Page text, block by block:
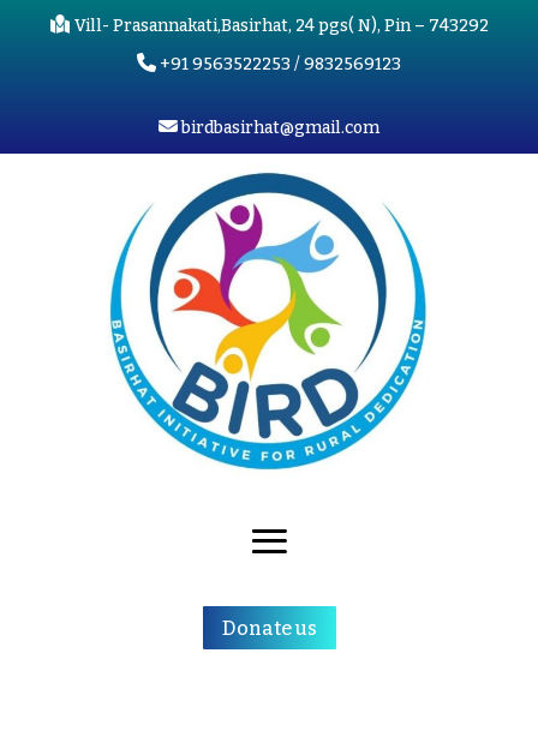
Vill- Prasannakati,Basirhat, 24 pgs( N), Pin – 743292
+91 9563522253 / 9832569123
birdbasirhat@gmail.com
Donate us